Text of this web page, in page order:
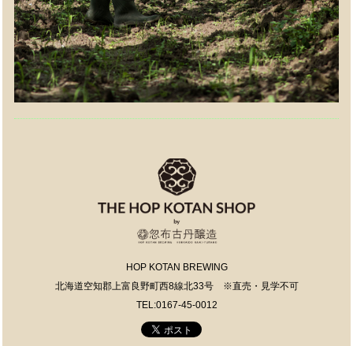
HOP KOTAN BREWING
北海道空知郡上富良野町西8線北33号 ※直売・見学不可
TEL:0167-45-0012